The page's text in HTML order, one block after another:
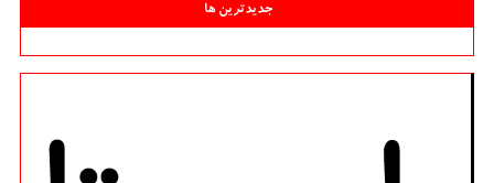
جدیدترین ها